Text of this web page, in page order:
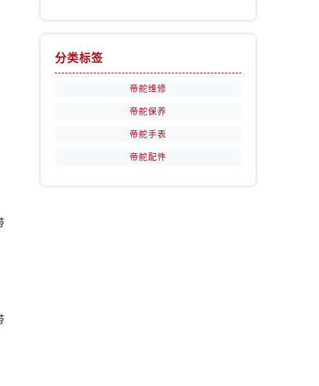
分类标签
帝舵维修
帝舵保养
帝舵手表
帝舵配件